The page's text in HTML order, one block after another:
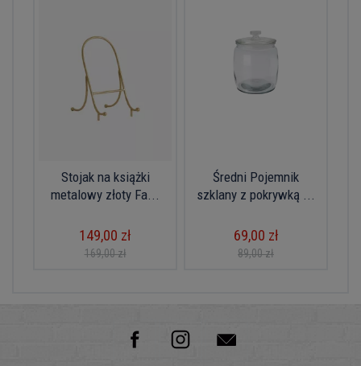
Stojak na książki
metalowy złoty Fa...
149,00 zł
169,00 zł
Średni Pojemnik
szklany z pokrywką ...
69,00 zł
89,00 zł